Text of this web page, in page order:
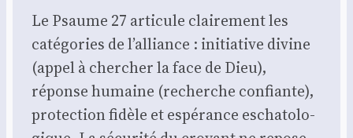
Le Psaume 27 arti­cule clai­re­ment les
caté­go­ries de l’alliance : ini­tia­tive divine
(appel à cher­cher la face de Dieu),
réponse humaine (recherche confiante),
pro­tec­tion fidèle et espé­rance escha­to­lo­